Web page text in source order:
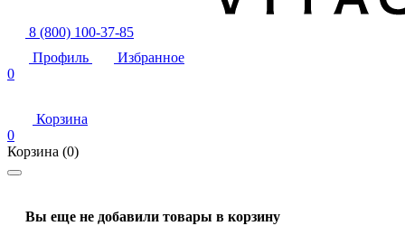
8 (800) 100-37-85
Профиль
Избранное
0
Корзина
0
Корзина (0)
Вы еще не добавили товары в корзину